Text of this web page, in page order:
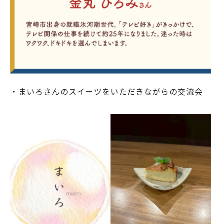
・まいろさんのスイーツをいただきながらの交流会